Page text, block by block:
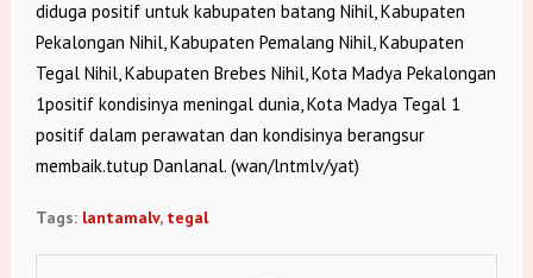
diduga positif untuk kabupaten batang Nihil, Kabupaten
Pekalongan Nihil, Kabupaten Pemalang Nihil, Kabupaten
Tegal Nihil, Kabupaten Brebes Nihil, Kota Madya Pekalongan
1positif kondisinya meningal dunia, Kota Madya Tegal 1
positif dalam perawatan dan kondisinya berangsur
membaik.tutup Danlanal. (wan/lntmlv/yat)
Tags: lantamalv, tegal